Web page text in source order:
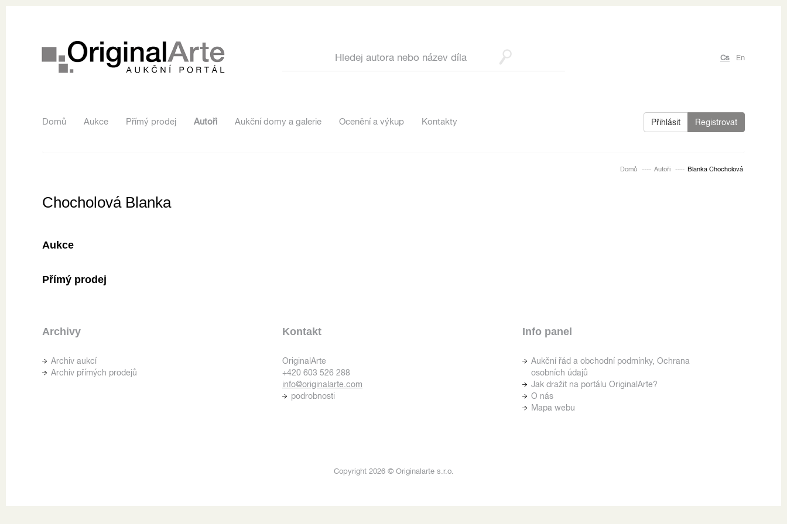
Cs En
Domů Aukce Přímý prodej Autoři Aukční domy a galerie Ocenění a výkup Kontakty Přihlásit Registrovat
Domů Autoři Blanka Chocholová
Chocholová Blanka
Aukce
Přímý prodej
Archivy
Archiv aukcí
Archiv přímých prodejů
Kontakt
OriginalArte
+420 603 526 288
info@originalarte.com
podrobnosti
Info panel
Aukční řád a obchodní podmínky, Ochrana
osobních údajů
Jak dražit na portálu OriginalArte?
O nás
Mapa webu
Copyright 2026 © Originalarte s.r.o.